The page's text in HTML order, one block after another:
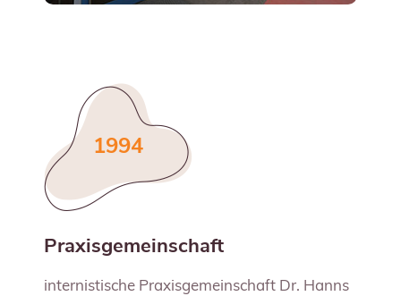
1994
Praxisgemeinschaft
internistische Praxisgemeinschaft Dr. Hanns